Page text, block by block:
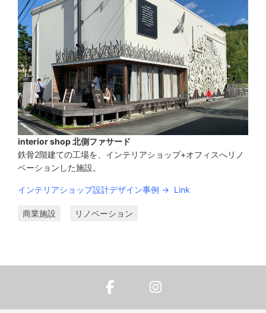
interior shop 北側ファサード
鉄骨2階建ての工場を、インテリアショップ+オフィスへリノ
ベーションした施設。
インテリアショップ設計デザイン事例 → Link
商業施設 リノベーション